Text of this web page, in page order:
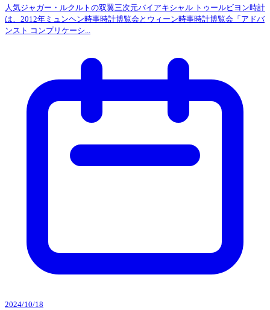
人気ジャガー・ルクルトの双翼三次元バイアキシャル トゥールビヨン時計
は、2012年ミュンヘン時事時計博覧会とウィーン時事時計博覧会「アドバ
ンスト コンプリケーシ...
2024/10/18